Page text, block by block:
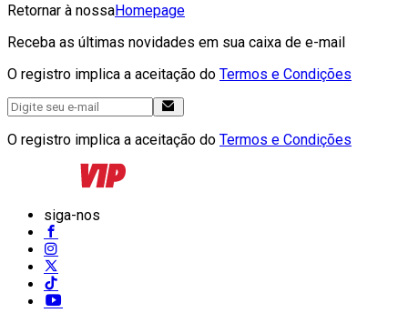
Retornar à nossaHomepage
Receba as últimas novidades em sua caixa de e-mail
O registro implica a aceitação do Termos e Condições
O registro implica a aceitação do Termos e Condições
siga-nos